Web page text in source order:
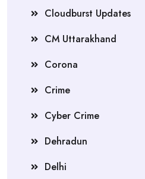
Cloudburst Updates
CM Uttarakhand
Corona
Crime
Cyber Crime
Dehradun
Delhi